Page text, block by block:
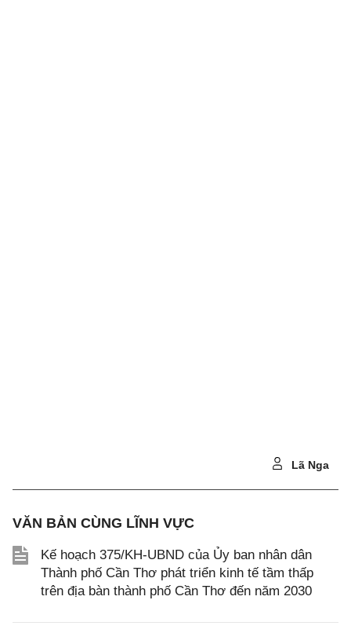
Lã Nga
VĂN BẢN CÙNG LĨNH VỰC
Kế hoạch 375/KH-UBND của Ủy ban nhân dân
Thành phố Cần Thơ phát triển kinh tế tầm thấp
trên địa bàn thành phố Cần Thơ đến năm 2030